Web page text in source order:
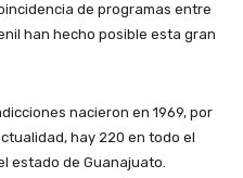
de programas entre
han hecho posible esta gran
nacieron en 1969, por
hay 220 en todo el
estado de Guanajuato.